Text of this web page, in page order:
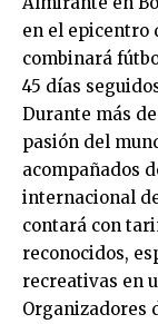
en el epicentro
combinará
45 días
Durante más
pasión del
acompañados
internacional
contará con
reconocidos,
recreativas en
Organizadores